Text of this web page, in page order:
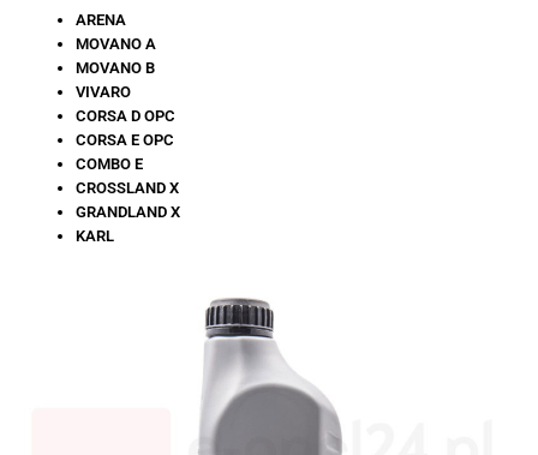
ARENA
MOVANO A
MOVANO B
VIVARO
CORSA D OPC
CORSA E OPC
COMBO E
CROSSLAND X
GRANDLAND X
KARL